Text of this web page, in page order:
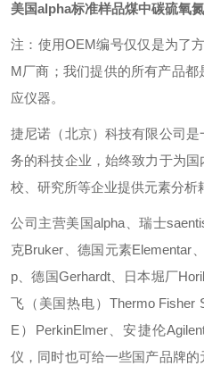
美国alpha标准样品煤中碳硫氧
注：使用OEM编号仅仅是为了
M厂商；我们提供的所有产品
应仪器。
捷尼诺（北京）科技有限公司
务的科技企业，始终致力于为
校、研究所等企业提供元素分析
公司主营美国alpha、瑞士
克Bruker、德国元素Elementar
p、德国Gerhardt、日本堀厂
飞（美国热电）Thermo Fisher
E）PerkinElmer、安捷伦
仪，同时也可给一些国产品牌